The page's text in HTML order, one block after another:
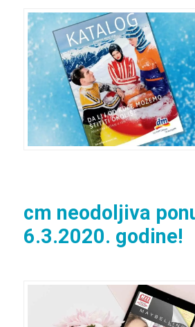
cm neodoljiva
6.3.2020. godine!